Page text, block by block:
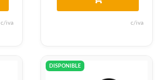
c/iva c/iva
DISPONIBLE